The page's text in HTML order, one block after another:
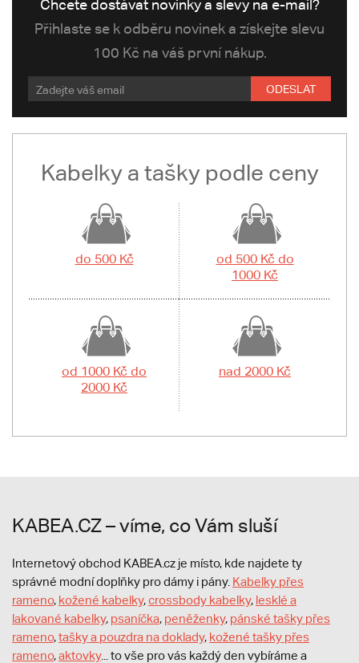
Chcete dostávat novinky a slevy na e-mail?
Přihlaste se k odběru novinek a získejte slevu
100 Kč na váš první nákup.
ODESLAT
Kabelky a tašky podle ceny
do 500 Kč
od 500 Kč do
1000 Kč
od 1000 Kč do
2000 Kč
nad 2000 Kč
KABEA.CZ – víme, co Vám sluší
Internetový obchod KABEA.cz je místo, kde najdete ty
správné modní doplňky pro dámy i pány. Kabelky přes
rameno, kožené kabelky,crossbody kabelky, lesklé a
lakované kabelky, psaníčka, peněženky, pánské tašky přes
rameno,tašky a pouzdra na doklady, kožené tašky přes
rameno,aktovky... to vše pro vás každý den vybíráme a